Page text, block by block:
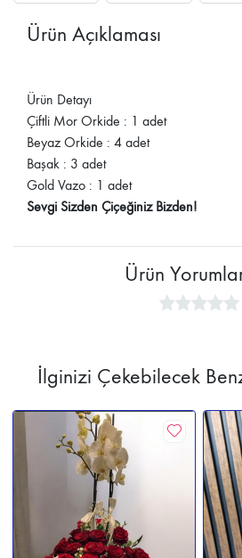
Ürün Açıklaması
Ürün Detayı
Çiftli Mor Orkide : 1 adet
Beyaz Orkide : 4 adet
Başak : 3 adet
Gold Vazo : 1 adet
Sevgi Sizden Çiçeğiniz Bizden!
Ürün
İlginizi Çekebilecek